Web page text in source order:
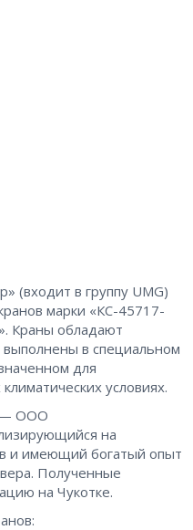
(входит в группу UMG)
марки «КС-45717-
Краны обладают
в специальном
для
условиях.
— ООО
на
и имеющий богатый опыт
Полученные
на Чукотке.